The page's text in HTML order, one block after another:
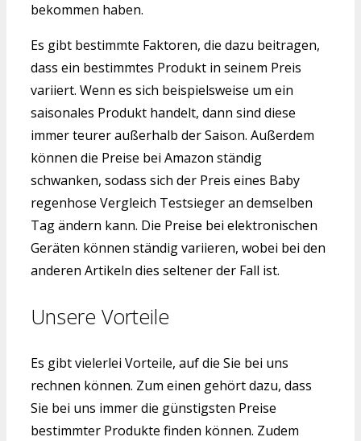
bekommen haben.
Es gibt bestimmte Faktoren, die dazu beitragen,
dass ein bestimmtes Produkt in seinem Preis
variiert. Wenn es sich beispielsweise um ein
saisonales Produkt handelt, dann sind diese
immer teurer außerhalb der Saison. Außerdem
können die Preise bei Amazon ständig
schwanken, sodass sich der Preis eines Baby
regenhose Vergleich Testsieger an demselben
Tag ändern kann. Die Preise bei elektronischen
Geräten können ständig variieren, wobei bei den
anderen Artikeln dies seltener der Fall ist.
Unsere Vorteile
Es gibt vielerlei Vorteile, auf die Sie bei uns
rechnen können. Zum einen gehört dazu, dass
Sie bei uns immer die günstigsten Preise
bestimmter Produkte finden können. Zudem